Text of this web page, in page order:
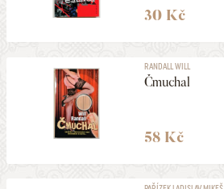
30 Kč
RANDALL WILL
Čmuchal
58 Kč